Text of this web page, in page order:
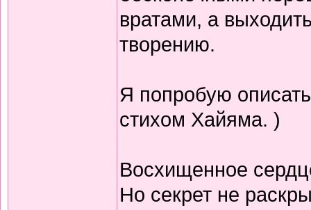
вратами, а
творению.
Я попробую
стихом Хайяма. )
Восхищенное
Но секрет не